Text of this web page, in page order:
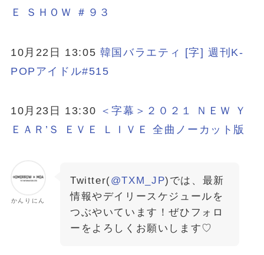
Ｅ ＳＨＯＷ ＃９３
10月22日 13:05 韓国バラエティ [字] 週刊K-
POPアイドル#515
10月23日 13:30 ＜字幕＞２０２１ ＮＥＷ Ｙ
ＥＡＲ’Ｓ ＥＶＥ ＬＩＶＥ 全曲ノーカット版
かんりにん
Twitter(@TXM_JP)では、最新
情報やデイリースケジュールを
つぶやいています！ぜひフォロ
ーをよろしくお願いします♡